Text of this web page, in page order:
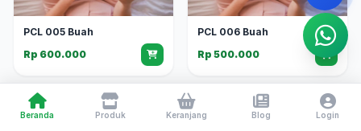
PCL 005 Buah
Rp 600.000
PCL 006 Buah
Rp 500.000
Beranda Produk Keranjang Blog Login